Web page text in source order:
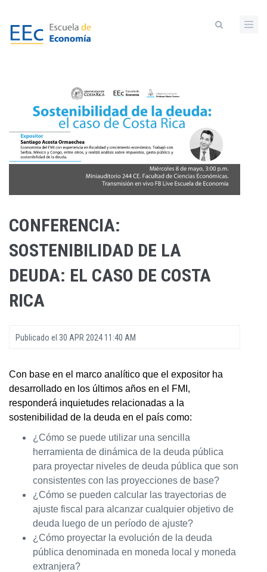
contenido
CONFERENCIA:
SOSTENIBILIDAD DE LA
DEUDA: EL CASO DE COSTA
RICA
Publicado el 30 APR 2024 11:40 AM
Con base en el marco analítico que el expositor ha
desarrollado en los últimos años en el FMI,
responderá inquietudes relacionadas a la
sostenibilidad de la deuda en el país como:
¿Cómo se puede utilizar una sencilla
herramienta de dinámica de la deuda pública
para proyectar niveles de deuda pública que son
consistentes con las proyecciones de base?
¿Cómo se pueden calcular las trayectorias de
ajuste fiscal para alcanzar cualquier objetivo de
deuda luego de un período de ajuste?
¿Cómo proyectar la evolución de la deuda
pública denominada en moneda local y moneda
extranjera?